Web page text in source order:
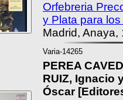
Orfebreria
y Plata para
Madrid, Anaya,
Varia-14265
PEREA
RUIZ, Ignacio
Óscar